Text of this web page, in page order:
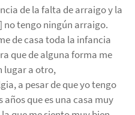
de la falta de arraigo y la
no tengo ningún arraigo.
de casa toda la infancia
que de alguna forma me
lugar a otro,
a pesar de que yo tengo
que es una casa muy